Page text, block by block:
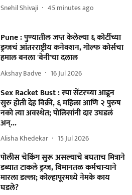
Snehil Shivaji 45 minutes ago
Pune : पुण्यातील जप्त केलेल्या ६ कोटींच्या
ड्रग्जचं आंतरराष्ट्रीय कनेक्शन, गोल्फ कोर्सचा
हमाल बनला 'बेनी'चा दलाल
Akshay Badve 16 Jul 2026
Sex Racket Bust : स्पा सेंटरच्या आडून
सुरु होती देह विक्री, ६ महिला आणि २ पुरुष
नको त्या अवस्थेत; पोलिसांनी दार उघडलं
अन्...
Alisha Khedekar 15 Jul 2026
पोलीस चेकिंग सुरू असल्याचे बघताच मित्राने
डब्यात टाकले ड्रग्ज, विमानतळ कर्मचाऱ्याने
मारला डल्ला; कोल्हापूरमध्ये नेमके काय
घडले?